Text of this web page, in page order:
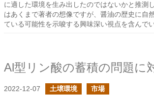
に適した環境を生み出したのではないかと推測
はあくまで著者の想像ですが、醤油の歴史に自
ている可能性を示唆する興味深い視点を含んでい
2022-12-07 土壌環境 市場